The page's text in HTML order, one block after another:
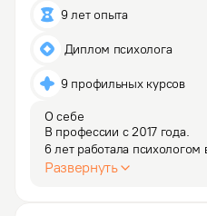
9 лет опыта
Диплом психолога
9 профильных курсов
О себе
В профессии с 2017 года.
6 лет работала
работы с сотрудниками и
Развернуть